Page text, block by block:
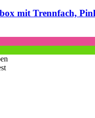
mit Trennfach,